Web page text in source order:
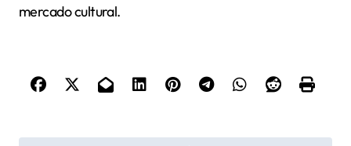
mercado cultural.